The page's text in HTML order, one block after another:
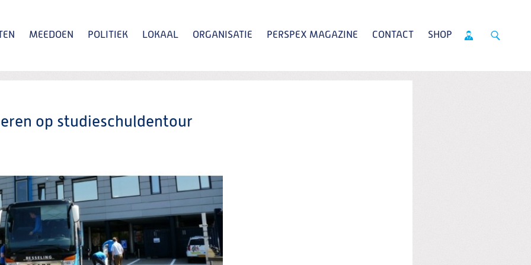
MEEDOEN POLITIEK LOKAAL ORGANISATIE PERSPEX MAGAZINE CONTACT SHOP
op studieschuldentour